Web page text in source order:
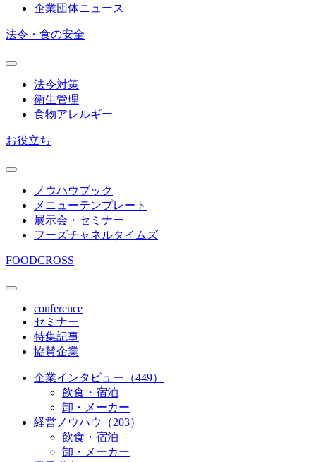
企業団体ニュース
法令・食の安全
法令対策
衛生管理
食物アレルギー
お役立ち
ノウハウブック
メニューテンプレート
展示会・セミナー
フーズチャネルタイムズ
FOODCROSS
conference
セミナー
特集記事
協賛企業
企業インタビュー（449）
飲食・宿泊
卸・メーカー
経営ノウハウ（203）
飲食・宿泊
卸・メーカー